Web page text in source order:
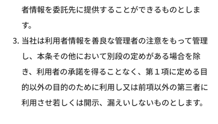
者情報を委託先に提供することができるものとしま
す。
当社は利用者情報を善良な管理者の注意をもって管理
し、本条その他において別段の定めがある場合を除
き、利用者の承諾を得ることなく、第１項に定める目
的以外の目的のために利用し又は前項以外の第三者に
利用させ若しくは開示、漏えいしないものとします。